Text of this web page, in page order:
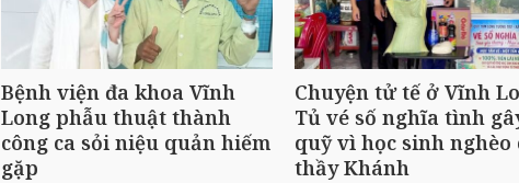
Bệnh viện đa khoa Vĩnh
Long phẫu thuật thành
công ca sỏi niệu quản hiếm
gặp
Chuyện tử tế ở Vĩnh
Tủ vé số nghĩa tình
quỹ vì học sinh nghèo
thầy Khánh